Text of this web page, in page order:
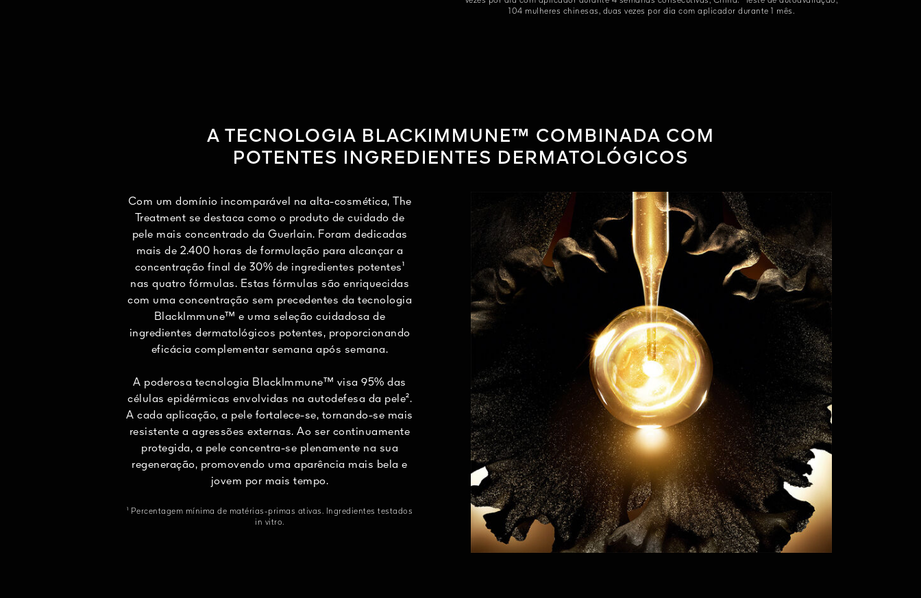
104 mulheres chinesas, duas vezes por dia com aplicador durante 1 mês.
A TECNOLOGIA BLACKIMMUNE™ COMBINADA COM
POTENTES INGREDIENTES DERMATOLÓGICOS
Com um domínio incomparável na alta-cosmética, The
Treatment se destaca como o produto de cuidado de
pele mais concentrado da Guerlain. Foram dedicadas
mais de 2.400 horas de formulação para alcançar a
concentração final de 30% de ingredientes potentes¹
nas quatro fórmulas. Estas fórmulas são enriquecidas
com uma concentração sem precedentes da tecnologia
BlackImmune™ e uma seleção cuidadosa de
ingredientes dermatológicos potentes, proporcionando
eficácia complementar semana após semana.
A poderosa tecnologia BlackImmune™ visa 95% das
células epidérmicas envolvidas na autodefesa da pele².
A cada aplicação, a pele fortalece-se, tornando-se mais
resistente a agressões externas. Ao ser continuamente
protegida, a pele concentra-se plenamente na sua
regeneração, promovendo uma aparência mais bela e
jovem por mais tempo.
¹ Percentagem mínima de matérias-primas ativas. Ingredientes testados
in vitro.